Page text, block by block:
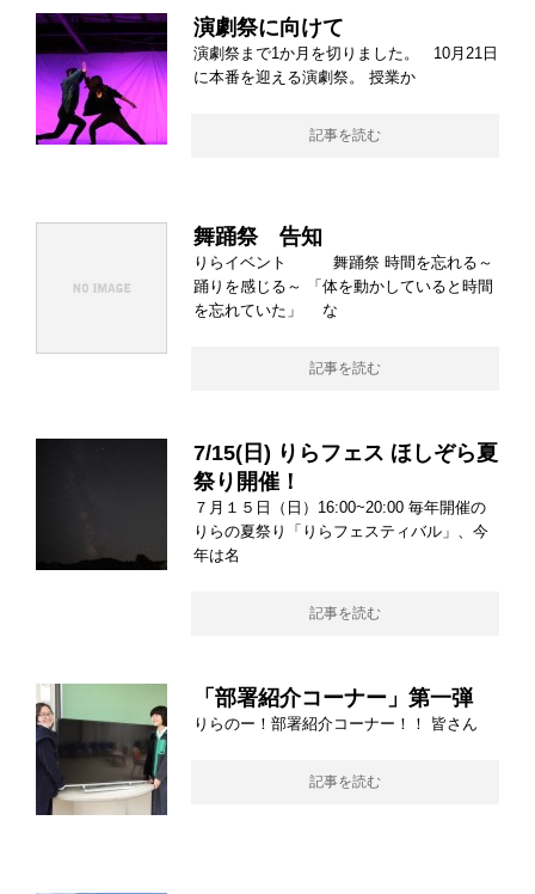
演劇祭に向けて
演劇祭まで1か月を切りました。 10月21日
に本番を迎える演劇祭。 授業か
記事を読む
舞踊祭 告知
りらイベント 舞踊祭 時間を忘れる～
踊りを感じる～ 「体を動かしていると時間
を忘れていた」 な
記事を読む
7/15(日) りらフェス ほしぞら夏
祭り開催！
７月１５日（日）16:00~20:00 毎年開催の
りらの夏祭り「りらフェスティバル」、今
年は名
記事を読む
「部署紹介コーナー」第一弾
りらのー！部署紹介コーナー！！ 皆さん
記事を読む